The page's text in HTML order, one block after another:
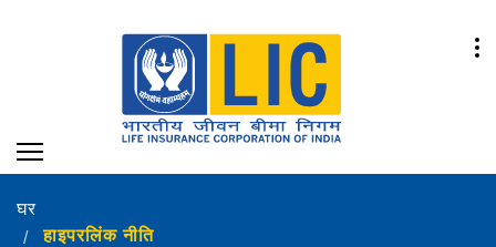
घर
हाइपरलिंक नीति